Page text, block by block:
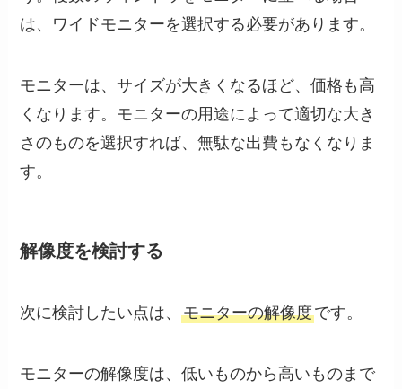
は、ワイドモニターを選択する必要があります。
モニターは、サイズが大きくなるほど、価格も高
くなります。モニターの用途によって適切な大き
さのものを選択すれば、無駄な出費もなくなりま
す。
解像度を検討する
次に検討したい点は、モニターの解像度です。
モニターの解像度は、低いものから高いものまで